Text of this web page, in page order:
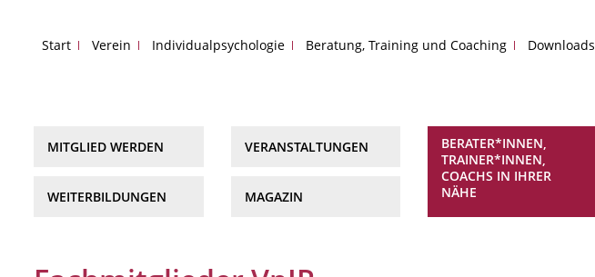
Start Verein Individualpsychologie Beratung, Training und Coaching Downloads
MITGLIED WERDEN
WEITERBILDUNGEN
VERANSTALTUNGEN
MAGAZIN
BERATER*INNEN,
TRAINER*INNEN,
COACHS IN IHRER
NÄHE